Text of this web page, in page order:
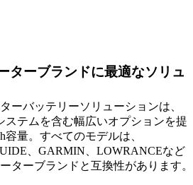
ターブランドに最適なソリュ
ーバッテリーソリューションは、
ステムを含む幅広いオプションを提
容量。すべてのモデルは、
、GARMIN、LOWRANCEなど
ターブランドと互換性があります。